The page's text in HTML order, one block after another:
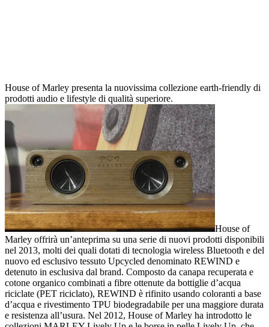
House of Marley presenta la nuovissima collezione earth-friendly di
prodotti audio e lifestyle di qualità superiore.
House of
Marley offrirà un’anteprima su una serie di nuovi prodotti disponibili
nel 2013, molti dei quali dotati di tecnologia wireless Bluetooth e del
nuovo ed esclusivo tessuto Upcycled denominato REWIND e
detenuto in esclusiva dal brand. Composto da canapa recuperata e
cotone organico combinati a fibre ottenute da bottiglie d’acqua
riciclate (PET riciclato), REWIND è rifinito usando coloranti a base
d’acqua e rivestimento TPU biodegradabile per una maggiore durata
e resistenza all’usura. Nel 2012, House of Marley ha introdotto le